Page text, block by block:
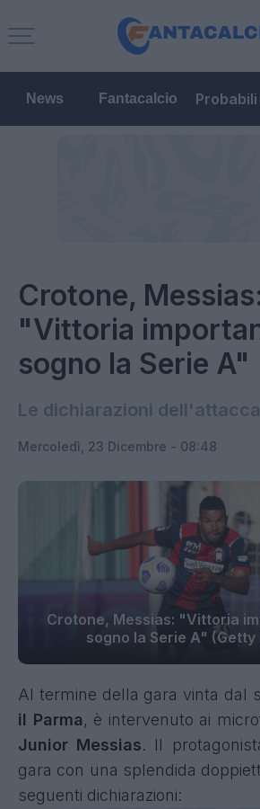
News Fantacalcio
Crotone,
"Vittoria
sogno la Serie A"
Le dichiarazioni
Mercoledì, 23 Dicembre - 08:48
Crotone, Messias: "Vittoria
sogno la Serie A" (Getty
Al termine della gara vinta dal
il Parma, è intervenuto ai
Junior Messias. Il
gara con una splendida
seguenti dichiarazioni: